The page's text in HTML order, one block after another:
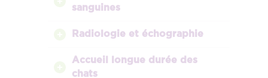
sanguines
Radiologie et échographie
Accueil longue durée des
chats